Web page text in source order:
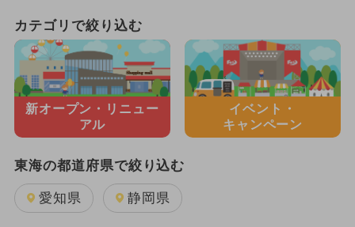
カテゴリで絞り込む
新オープン・ リニュー
アル
イベント・
キャンペーン
東海の都道府県で絞り込む
愛知県 静岡県